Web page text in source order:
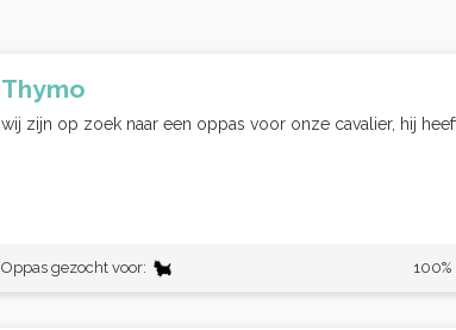
Thymo
wij zijn op zoek naar een oppas voor onze cavalier, hij
Oppas gezocht voor: